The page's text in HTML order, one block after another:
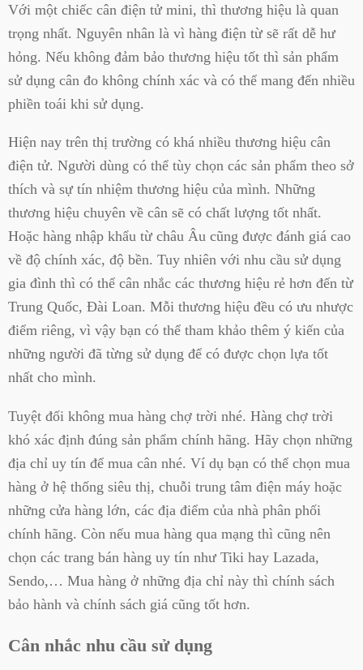
Với một chiếc cân điện tử mini, thì thương hiệu là quan
trọng nhất. Nguyên nhân là vì hàng điện từ sẽ rất dễ hư
hỏng. Nếu không đảm bảo thương hiệu tốt thì sản phẩm
sử dụng cân đo không chính xác và có thể mang đến nhiều
phiền toái khi sử dụng.
Hiện nay trên thị trường có khá nhiều thương hiệu cân
điện tử. Người dùng có thể tùy chọn các sản phẩm theo sở
thích và sự tín nhiệm thương hiệu của mình. Những
thương hiệu chuyên về cân sẽ có chất lượng tốt nhất.
Hoặc hàng nhập khẩu từ châu Âu cũng được đánh giá cao
về độ chính xác, độ bền. Tuy nhiên với nhu cầu sử dụng
gia đình thì có thể cân nhắc các thương hiệu rẻ hơn đến từ
Trung Quốc, Đài Loan. Mỗi thương hiệu đều có ưu nhược
điểm riêng, vì vậy bạn có thể tham khảo thêm ý kiến của
những người đã từng sử dụng để có được chọn lựa tốt
nhất cho mình.
Tuyệt đối không mua hàng chợ trời nhé. Hàng chợ trời
khó xác định đúng sản phẩm chính hãng. Hãy chọn những
địa chỉ uy tín để mua cân nhé. Ví dụ bạn có thể chọn mua
hàng ở hệ thống siêu thị, chuỗi trung tâm điện máy hoặc
những cửa hàng lớn, các địa điểm của nhà phân phối
chính hãng. Còn nếu mua hàng qua mạng thì cũng nên
chọn các trang bán hàng uy tín như Tiki hay Lazada,
Sendo,… Mua hàng ở những địa chỉ này thì chính sách
bảo hành và chính sách giá cũng tốt hơn.
Cân nhắc nhu cầu sử dụng